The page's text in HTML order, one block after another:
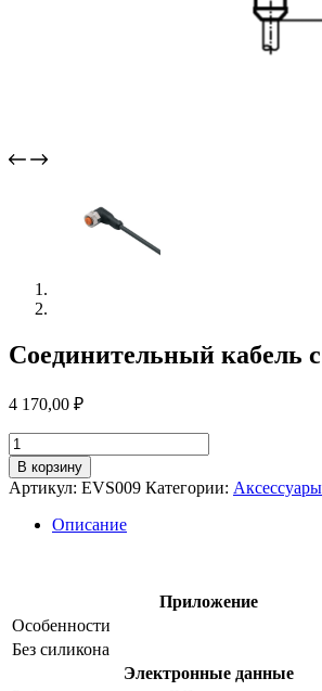
Соединительный кабель
4 170,00 ₽
Количество
товара
Соединительный
кабель
разъемом
В корзину
Артикул: EVS009 Категории: Аксессуары
Описание
Приложение
Особенности
Без силикона
Электронные данные